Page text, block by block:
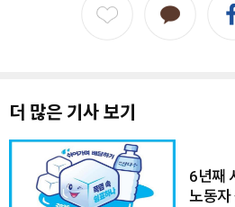
더 많은 기사 보기
6년째
노동자